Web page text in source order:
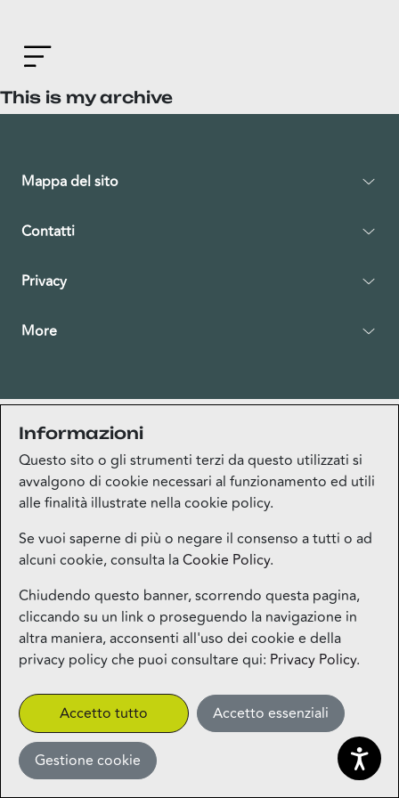
This is my archive
Informazioni
Questo sito o gli strumenti terzi da questo utilizzati si
avvalgono di cookie necessari al funzionamento ed utili
alle finalità illustrate nella cookie policy.
Se vuoi saperne di più o negare il consenso a tutti o ad
alcuni cookie, consulta laCookie Policy.
Chiudendo questo banner, scorrendo questa pagina,
cliccando su un link o proseguendo la navigazione in
altra maniera, acconsenti all'uso dei cookie e della
privacy policy che puoi consultare qui: Privacy Policy.
Accetto tutto Accetto essenziali
Gestione cookie
Mappa del sito
Contatti
Privacy
More